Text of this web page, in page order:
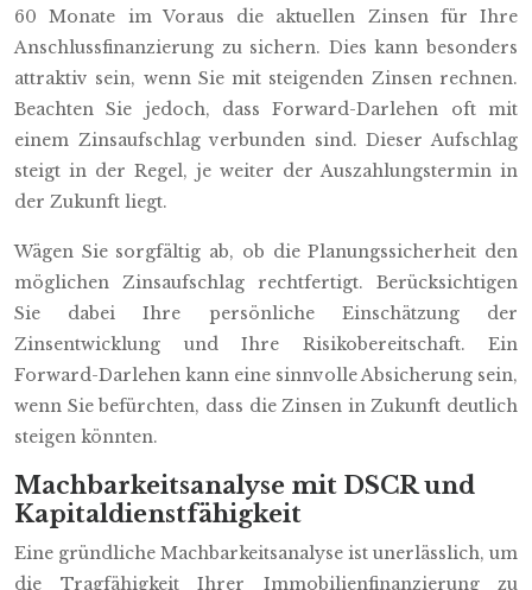
60 Monate im Voraus die aktuellen Zinsen für Ihre
Anschlussfinanzierung zu sichern. Dies kann besonders
attraktiv sein, wenn Sie mit steigenden Zinsen rechnen.
Beachten Sie jedoch, dass Forward-Darlehen oft mit
einem Zinsaufschlag verbunden sind. Dieser Aufschlag
steigt in der Regel, je weiter der Auszahlungstermin in
der Zukunft liegt.
Wägen Sie sorgfältig ab, ob die Planungssicherheit den
möglichen Zinsaufschlag rechtfertigt. Berücksichtigen
Sie dabei Ihre persönliche Einschätzung der
Zinsentwicklung und Ihre Risikobereitschaft. Ein
Forward-Darlehen kann eine sinnvolle Absicherung sein,
wenn Sie befürchten, dass die Zinsen in Zukunft deutlich
steigen könnten.
Machbarkeitsanalyse mit DSCR und
Kapitaldienstfähigkeit
Eine gründliche Machbarkeitsanalyse ist unerlässlich, um
die Tragfähigkeit Ihrer Immobilienfinanzierung zu